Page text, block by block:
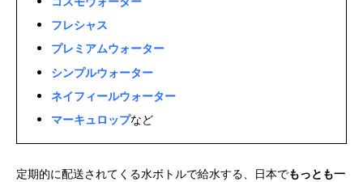
フレシャス
プレミアムウォーター
シンプルウォーター
ネイフィールウォーター
マーキュロップなど
定期的に配送されてくる水ボトルで給水する、日本でもっとも一